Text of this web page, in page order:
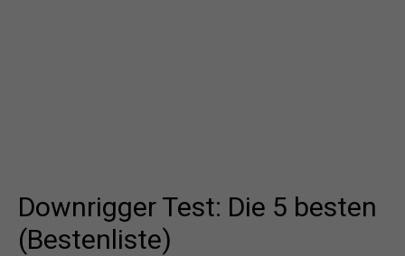
Downrigger Test: Die 5 besten
(Bestenliste)